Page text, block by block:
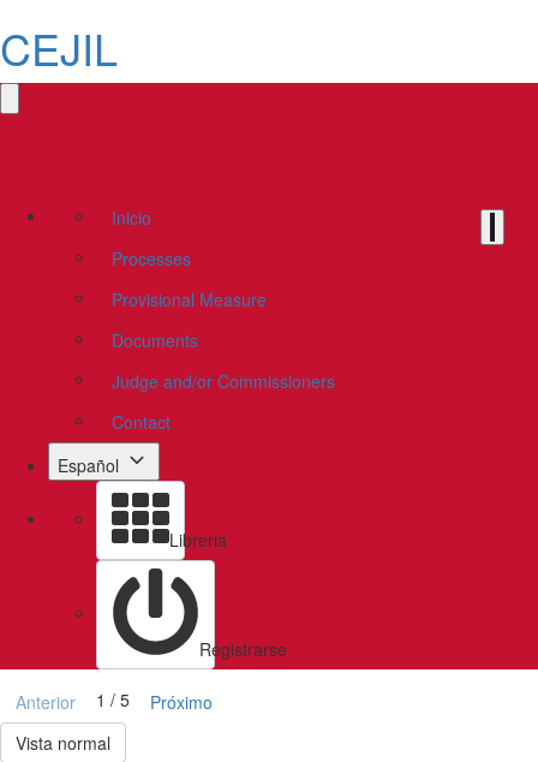
CEJIL
Inicio
Processes
Provisional Measure
Documents
Judge and/or Commissioners
Contact
Español
Libreria
Registrarse
Anterior 1 / 5
Próximo
Vista normal